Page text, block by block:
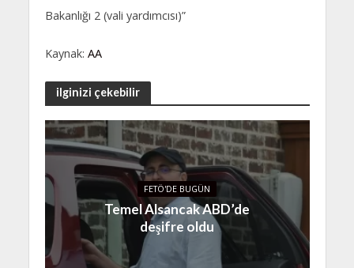
Bakanlığı 2 (vali yardımcısı)”
Kaynak: AA
ilginizi çekebilir
FETÖ'DE BUGÜN
Temel Alsancak ABD’de
deşifre oldu